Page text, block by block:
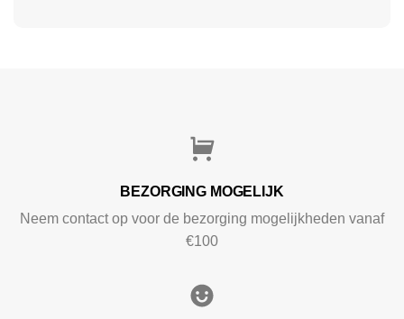
BEZORGING MOGELIJK
Neem contact op voor de bezorging mogelijkheden vanaf
€100